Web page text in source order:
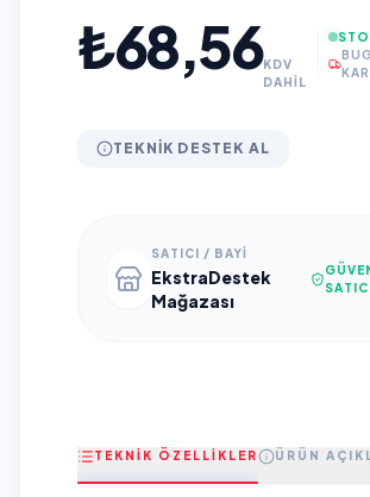
₺68,56KDV
DAHİL
TEKNIK DESTEK AL
SATICI / BAYI
EkstraDestek
Mağazası
TEKNİK ÖZELLİKLER ÜRÜN